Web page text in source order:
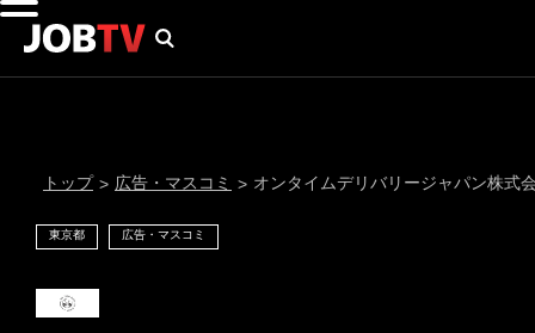
トップ > 広告・マスコミ > オンタイムデリバリージャパン株式
東京都 広告・マスコミ